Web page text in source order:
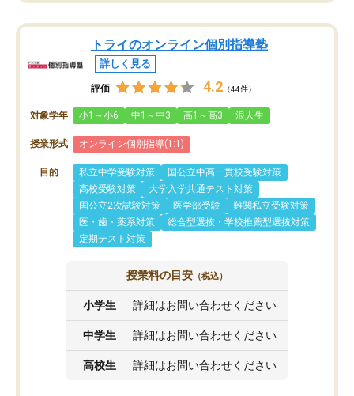
トライのオンライン個別指導塾
詳しく見る
評価 4.2 （44件）
対象学年 小1～小6 中1～中3 高1～高3 浪人生
授業形式 オンライン個別指導(1:1)
目的 私立中学受験対策
国公立中高一貫校受験対策
高校受験対策
大学入学共通テスト対策
国公立2次試験対策
医学部受験
難関私立受験対策
医・歯・薬系対策
総合型選抜・学校推薦型選抜対策
定期テスト対策
授業料の目安 （税込）
小学生 詳細はお問い合わせください
中学生 詳細はお問い合わせください
高校生 詳細はお問い合わせください